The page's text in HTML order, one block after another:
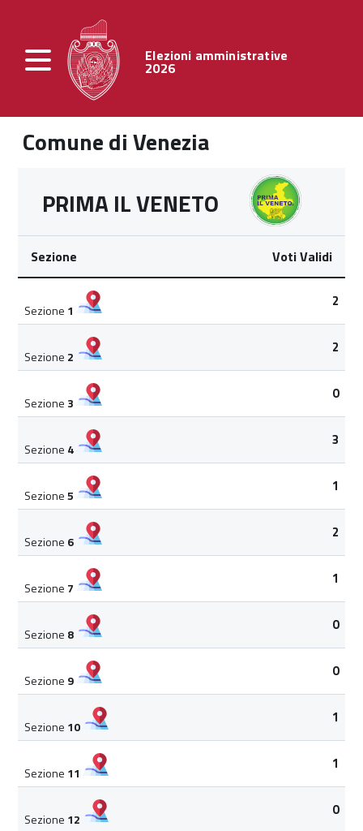
Elezioni amministrative
2026
Comune di Venezia
PRIMA IL VENETO
Sezione Voti Validi
Sezione 1
2
Sezione 2
2
Sezione 3
0
Sezione 4
3
Sezione5
1
Sezione 6
2
Sezione 7
1
Sezione 8
0
Sezione 9
0
Sezione 10
1
Sezione 11
1
Sezione 12
0